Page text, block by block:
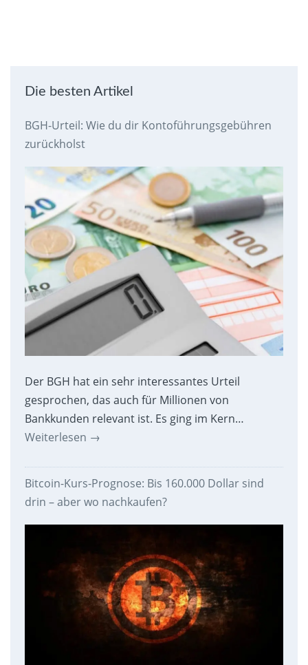
Die besten Artikel
BGH-Urteil: Wie du dir Kontoführungsgebühren
zurückholst
Der BGH hat ein sehr interessantes Urteil
gesprochen, das auch für Millionen von
Bankkunden relevant ist. Es ging im Kern…
Weiterlesen →
Bitcoin-Kurs-Prognose: Bis 160.000 Dollar sind
drin – aber wo nachkaufen?